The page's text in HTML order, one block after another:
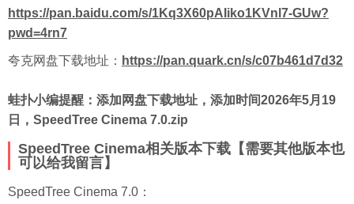
https://pan.baidu.com/s/1Kq3X60pAIiko1KVnl7-GUw?
pwd=4rn7
夸克网盘下载地址： https://pan.quark.cn/s/c07b461d7d32
蛙扑小编提醒：添加网盘下载地址，添加时间2026年5月19
日，SpeedTree Cinema 7.0.zip
SpeedTree Cinema相关版本下载【需要其他版本也
可以给我留言】
SpeedTree Cinema 7.0：